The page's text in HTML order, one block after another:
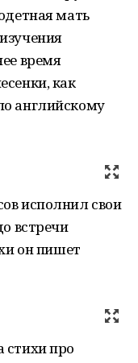
мать
время
как
английскому
исполнил свои
встречи
он пишет
стихи про